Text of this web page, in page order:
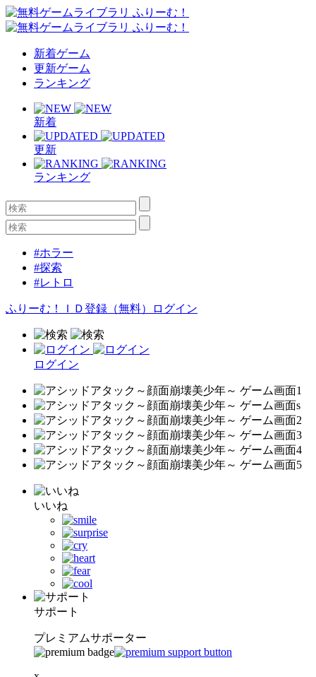
新着ゲーム
更新ゲーム
ランキング
新着
更新
ランキング
#ホラー
#探索
#レトロ
ふりーむ！ＩＤ登録（無料） ログイン
ログイン
いいね
サポート
プレミアムサポーター